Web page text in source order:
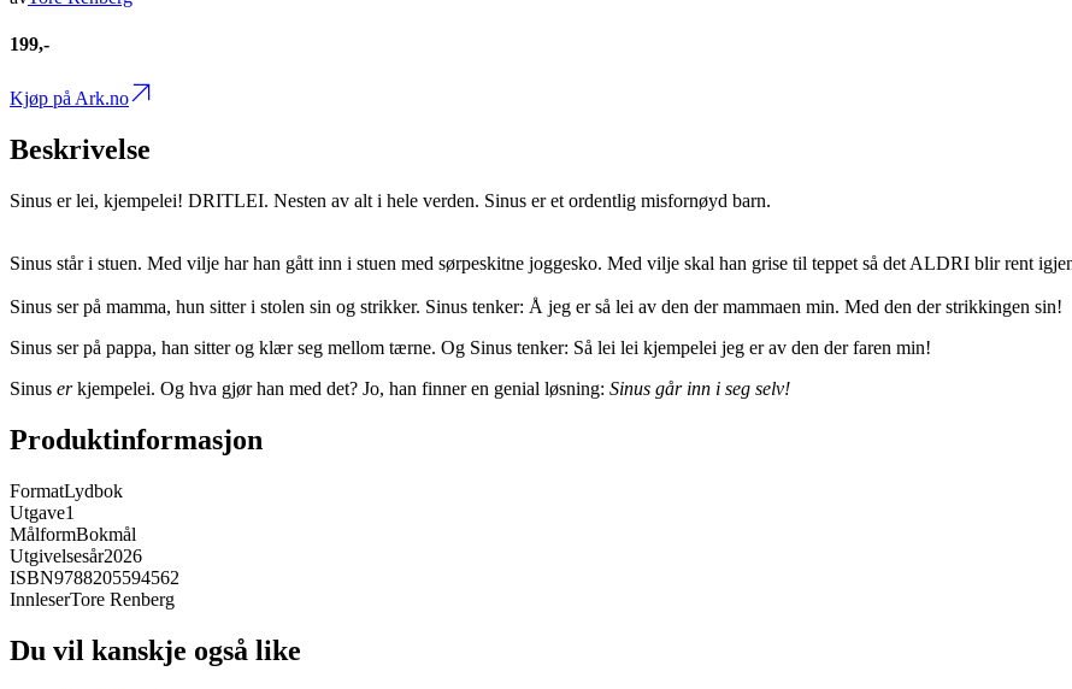
199,-
Kjøp på Ark.no
Beskrivelse
Sinus er lei, kjempelei! DRITLEI. Nesten av alt i hele verden. Sinus er et ordentlig misfornøyd barn.
Sinus står i stuen. Med vilje har han gått inn i stuen med sørpeskitne joggesko. Med vilje skal han grise til teppet så det ALDRI blir rent
Sinus ser på mamma, hun sitter i stolen sin og strikker. Sinus tenker: Å jeg er så lei av den der mammaen min. Med den der strikkingen sin!
Sinus ser på pappa, han sitter og klær seg mellom tærne. Og Sinus tenker: Så lei lei kjempelei jeg er av den der faren min!
Sinus erkjempelei. Og hva gjør han med det? Jo, han finner en genial løsning: Sinus går inn i seg selv!
Produktinformasjon
FormatLydbok
Utgave1
MålformBokmål
Utgivelsesår2026
ISBN9788205594562
InnleserTore Renberg
Du vil kanskje også like